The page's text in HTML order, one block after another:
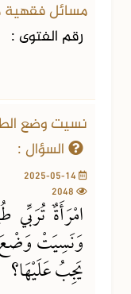
مسائل فقهية
رقم الفتوى :
نسيت وضع
السؤال :
امْرَأَةٌ
وَنَسِيَتْ وَضْعَ
يَجِبُ عَلَيْهَا؟